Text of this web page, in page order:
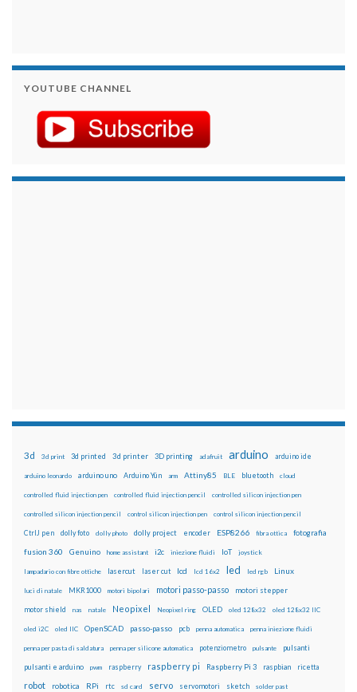
YOUTUBE CHANNEL
3d 3d print 3d printed 3d printer 3D printing adafruit arduino arduino ide
arduino leonardo arduino uno Arduino Yún arm Attiny85 BLE bluetooth cloud
controlled fluid injection pen controlled fluid injection pencil controlled silicon injection pen
controlled silicon injection pencil control silicon injection pen control silicon injection pencil
CtrlJ pen dolly foto dolly photo dolly project encoder ESP8266 fibra ottica fotografia
fusion 360 Genuino home assistant i2c iniezione fluidi IoT joystick
lampadario con fibre ottiche lasercut laser cut lcd lcd 16x2 led led rgb Linux
luci di natale MKR1000 motori bipolari motori passo-passo motori stepper
motor shield nas natale Neopixel Neopixel ring OLED oled 128x32 oled 128x32 IIC
oled i2C oled IIC OpenSCAD passo-passo pcb penna automatica penna iniezione fluidi
penna per pasta di saldatura penna per silicone automatica potenziometro pulsante pulsanti
pulsanti e arduino pwm raspberry raspberry pi Raspberry Pi 3 raspbian ricetta
robot robotica RPi rtc sd card servo servomotori sketch solder past